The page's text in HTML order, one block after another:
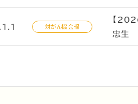
対がん協会報
【
忠生